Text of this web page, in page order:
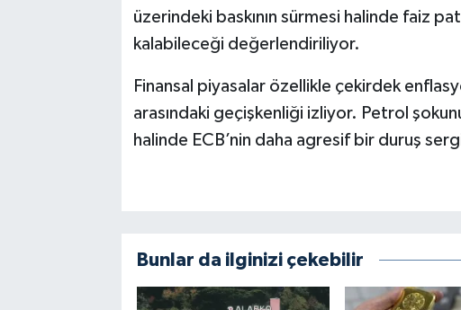
üzerindeki baskının sürmesi halinde faiz
kalabileceği değerlendiriliyor.
Finansal piyasalar özellikle çekirdek
arasındaki geçişkenliği izliyor. Petrol
halinde ECB’nin daha agresif bir duruş
Bunlar da ilginizi çekebilir